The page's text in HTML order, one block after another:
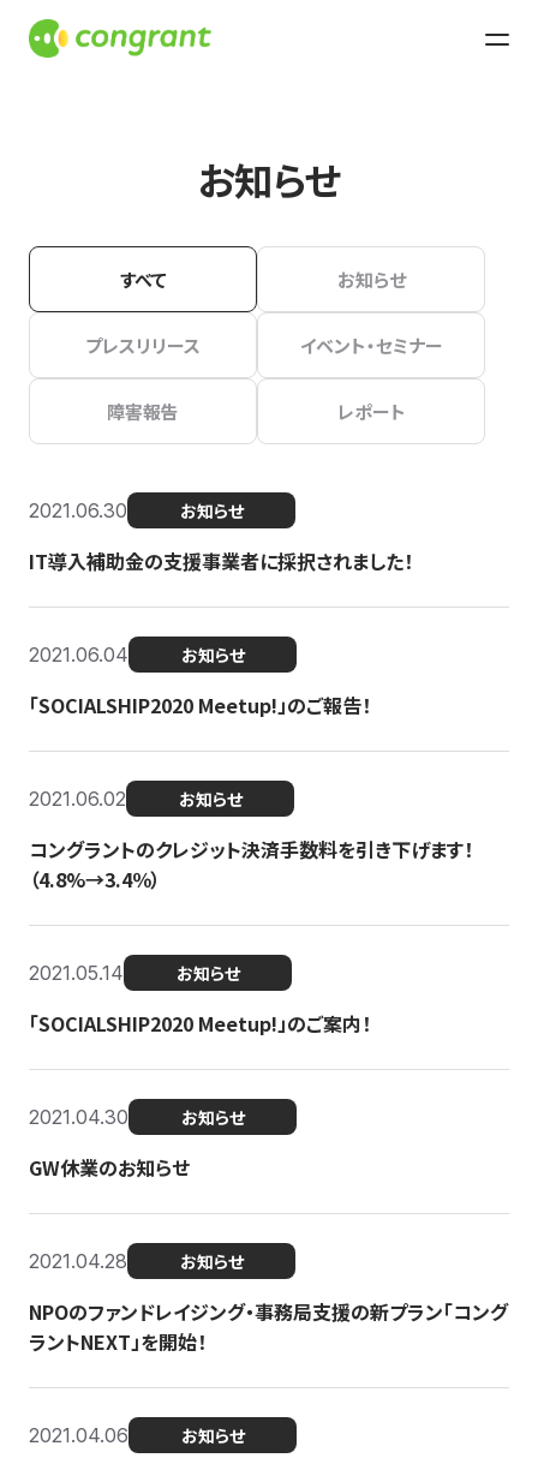
お知らせ
すべて お知らせ
プレスリリース イベント・セミナー
障害報告 レポート
2021.06.30 お知らせ
IT導入補助金の支援事業者に採択されました！
2021.06.04 お知らせ
「SOCIALSHIP2020 Meetup!」のご報告！
2021.06.02 お知らせ
コングラントのクレジット決済手数料を引き下げます！
（4.8%→3.4％）
2021.05.14 お知らせ
「SOCIALSHIP2020 Meetup!」のご案内！
2021.04.30 お知らせ
GW休業のお知らせ
2021.04.28 お知らせ
NPOのファンドレイジング・事務局支援の新プラン「コング
ラントNEXT」を開始！
2021.04.06 お知らせ